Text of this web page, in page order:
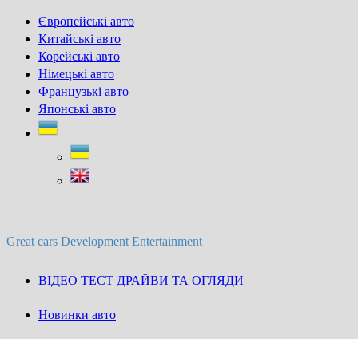
Skip
content
Європейські авто
Китайські авто
Корейські авто
Німецькі авто
Французькі авто
Японські авто
Great cars Development Entertainment
ВІДЕО ТЕСТ ДРАЙВИ ТА ОГЛЯДИ
Новинки авто